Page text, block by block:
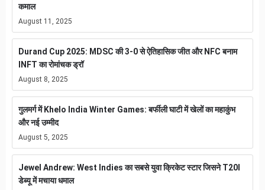
कमाल
August 11, 2025
Durand Cup 2025: MDSC की 3-0 से ऐतिहासिक जीत और NFC बनाम
INFT का रोमांचक ड्रॉ
August 8, 2025
गुलमर्ग में Khelo India Winter Games: बर्फीली घाटी में खेलों का महाकुंभ
और नई उम्मीद
August 5, 2025
Jewel Andrew: West Indies का सबसे युवा क्रिकेट स्टार जिसने T20I
डेब्यू में मचाया धमाल